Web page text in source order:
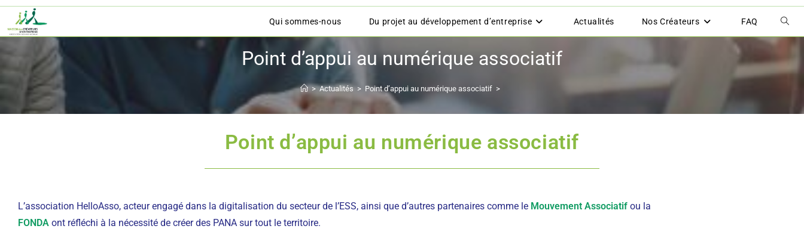
Qui sommes-nous Du projet au développement d’entreprise Actualités Nos Créateurs FAQ
Point d’appui au numérique associatif
> Actualités > Point d’appui au numérique associatif >
Point d’appui au numérique associatif
L’association HelloAsso, acteur engagé dans la digitalisation du secteur de l’ESS, ainsi que d’autres partenaires comme le Mouvement Associatif ou la
FONDA ont réfléchi à la nécessité de créer des PANA sur tout le territoire.